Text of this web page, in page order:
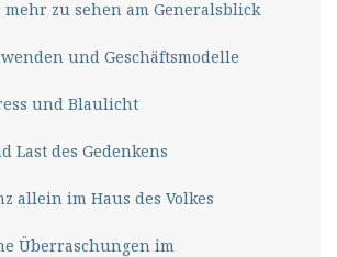
mehr zu sehen am Generalsblick
und Geschäftsmodelle
und Blaulicht
Last des Gedenkens
ganz allein im Haus des Volkes
Überraschungen im